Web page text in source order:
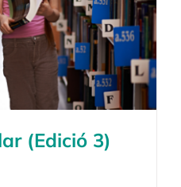
(Edició 3)